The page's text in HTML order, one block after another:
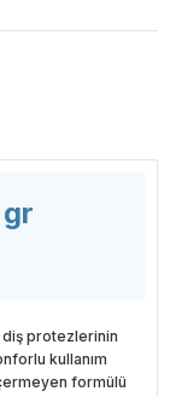
diş protezlerinin
kullanım
formülü